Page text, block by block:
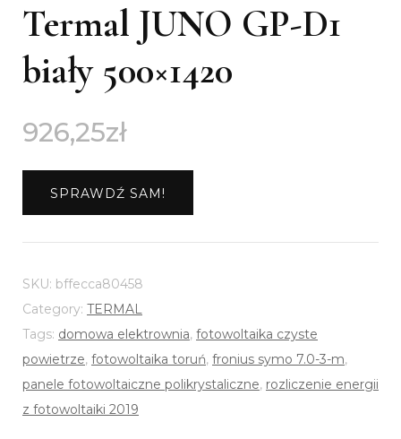
Termal JUNO GP-D1
biały 500×1420
926,25zł
SPRAWDŹ SAM!
SKU: bffecca80458
Category: TERMAL
Tags: domowa elektrownia, fotowoltaika czyste
powietrze, fotowoltaika toruń, fronius symo 7.0-3-m,
panele fotowoltaiczne polikrystaliczne, rozliczenie energii
z fotowoltaiki 2019